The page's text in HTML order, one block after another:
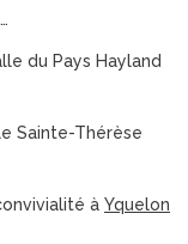
du Pays Hayland
Sainte-Thérèse
à Yquelon